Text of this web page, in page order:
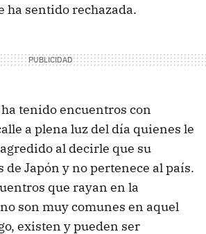
ha sentido rechazada.
tenido encuentros con
a plena luz del día quienes le
al decirle que su
de Japón y no pertenece al país.
que rayan en la
son muy comunes en aquel
existen y pueden ser